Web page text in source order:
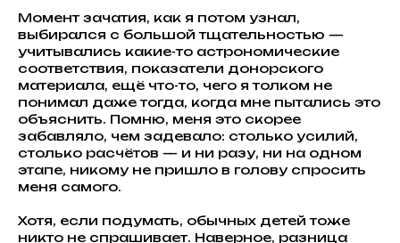
Момент зачатия, как я потом узнал,
выбирался с большой тщательностью —
учитывались какие-то астрономические
соответствия, показатели донорского
материала, ещё что-то, чего я толком не
понимал даже тогда, когда мне пытались это
объяснить. Помню, меня это скорее
забавляло, чем задевало: столько усилий,
столько расчётов — и ни разу, ни на одном
этапе, никому не пришло в голову спросить
меня самого.
Хотя, если подумать, обычных детей тоже
никто не спрашивает. Наверное, разница